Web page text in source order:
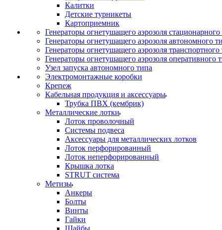
Калитки
Детские турникеты
Картоприемник
Генераторы огнетушащего аэрозоля стационарного
Генераторы огнетушащего аэрозоля автономного
Генераторы огнетушащего аэрозоля транспортного
Генераторы огнетушащего аэрозоля оперативного
Узел запуска автономного типа
Электромонтажные коробки
Крепеж
Кабельная продукция и аксессуары
Трубка ПВХ (кембрик)
Металлические лотки
Лоток проволочный
Системы подвеса
Аксессуары для металлических лотков
Лоток перфорированный
Лоток неперфорированный
Крышка лотка
STRUT система
Метизы
Анкеры
Болты
Винты
Гайки
Шайбы